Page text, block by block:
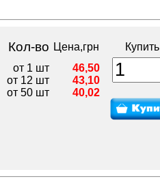
Кол-во Цена,грн
Купить
от 1 шт
от 12 шт
от 50 шт
46,50
43,10
40,02